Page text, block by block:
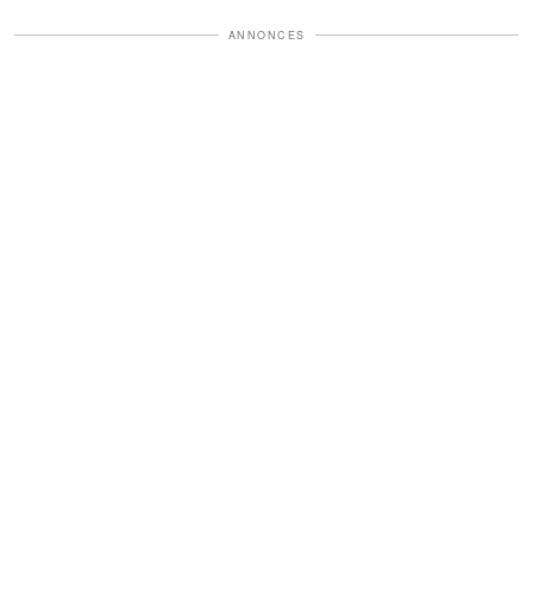
ANNONCES